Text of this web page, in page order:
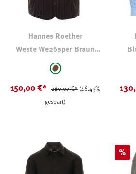
Hannes Roether
Weste We26sper Braun
auswählen
braun - gestreift
150,00 €* 280,00 €* (46.43%
gespart)
%